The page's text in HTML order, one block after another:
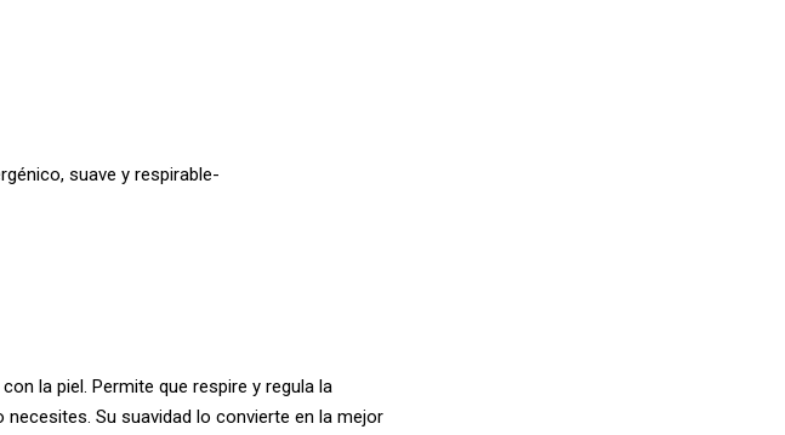
suave y respirable-
la piel. Permite que respire y regula la
Su suavidad lo convierte en la mejor